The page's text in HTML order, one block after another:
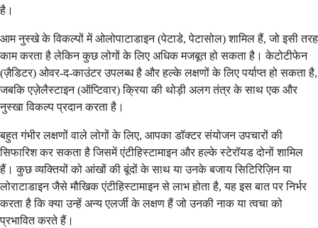
है।
आम नुस्खे के विकल्पों में ओलोपाटाडाइन (पेटाडे, पेटासोल) शामिल हैं, जो इसी तरह
काम करता है लेकिन कुछ लोगों के लिए अधिक मजबूत हो सकता है। केटोटीफेन
(ज़ैडिटर) ओवर-द-काउंटर उपलब्ध है और हल्के लक्षणों के लिए पर्याप्त हो सकता है,
जबकि एज़ेलैस्टाइन (ऑप्टिवार) क्रिया की थोड़ी अलग तंत्र के साथ एक और
नुस्खा विकल्प प्रदान करता है।
बहुत गंभीर लक्षणों वाले लोगों के लिए, आपका डॉक्टर संयोजन उपचारों की
सिफारिश कर सकता है जिसमें एंटीहिस्टामाइन और हल्के स्टेरॉयड दोनों शामिल
हैं। कुछ व्यक्तियों को आंखों की बूंदों के साथ या उनके बजाय सिटिरिज़िन या
लोराटाडाइन जैसे मौखिक एंटीहिस्टामाइन से लाभ होता है, यह इस बात पर निर्भर
करता है कि क्या उन्हें अन्य एलर्जी के लक्षण हैं जो उनकी नाक या त्वचा को
प्रभावित करते हैं।